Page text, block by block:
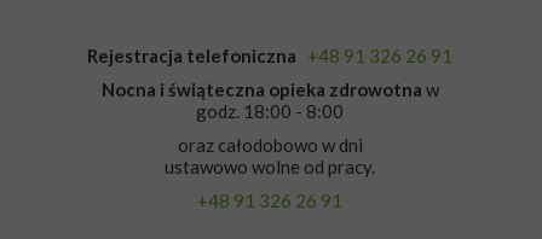
Rejestracja telefoniczna +48 91 326 26 91
Nocna i świąteczna opieka zdrowotna w
godz. 18:00 - 8:00
oraz całodobowo w dni
ustawowo wolne od pracy.
+48 91 326 26 91